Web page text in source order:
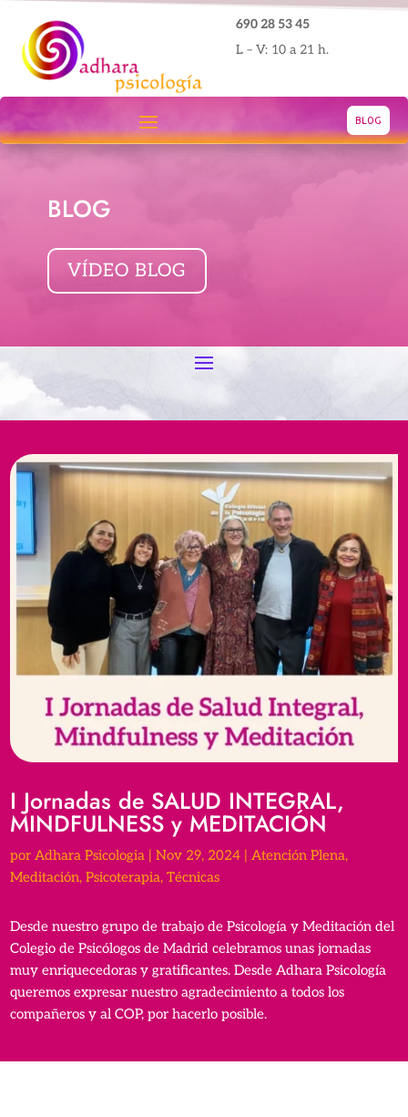
690 28 53 45
L – V: 10 a 21 h.
BLOG
BLOG
VÍDEO BLOG
I Jornadas de SALUD INTEGRAL,
MINDFULNESS y MEDITACIÓN
porAdhara Psicologia |Nov 29, 2024 |Atención Plena,
Meditación,Psicoterapia,Técnicas
Desde nuestro grupo de trabajo de Psicología y Meditación del
Colegio de Psicólogos de Madrid celebramos unas jornadas
muy enriquecedoras y gratificantes. Desde Adhara Psicología
queremos expresar nuestro agradecimiento a todos los
compañeros y al COP, por hacerlo posible.